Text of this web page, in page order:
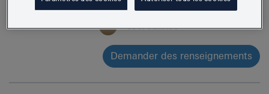
Couleur cool sunrise
Demander des renseignements